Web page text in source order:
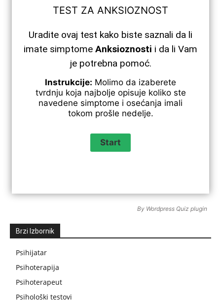
TEST ZA ANKSIOZNOST
Uradite ovaj test kako biste saznali da li
imate simptome Anksioznosti i da li Vam
je potrebna pomoć.
Instrukcije: Molimo da izaberete
tvrdnju koja najbolje opisuje koliko ste
navedene simptome i osećanja imali
tokom prošle nedelje.
By Wordpress Quiz plugin
Brzi Izbornik
Psihijatar
Psihoterapija
Psihoterapeut
Psihološki testovi